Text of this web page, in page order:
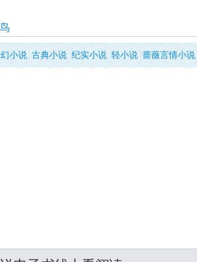
小说 古典小说 纪实小说 轻小说 蔷薇言情小说